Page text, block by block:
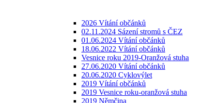
2026 Vítání občánků
02.11.2024 Sázení stromů s ČEZ
01.06.2024 Vítání občánků
18.06.2022 Vítání občánků
Vesnice roku 2019-Oranžová stuha
27.06.2020 Vítání občánků
20.06.2020 Cyklovýlet
2019 Vítání občánků
2019 Vesnice roku-oranžová stuha
2019 Němčina